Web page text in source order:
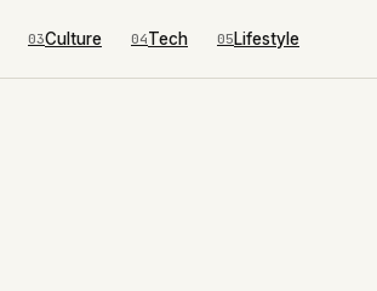
03Culture 04Tech 05 Lifestyle